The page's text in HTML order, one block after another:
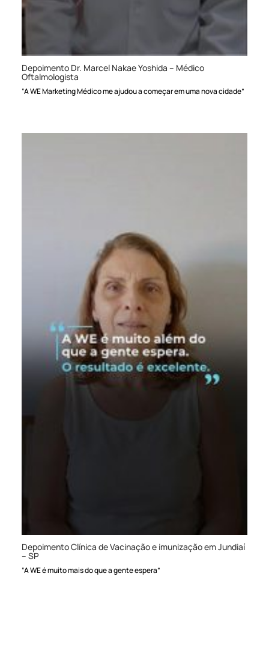
Depoimento Dr. Marcel Nakae Yoshida – Médico
Oftalmologista
“A WE Marketing Médico me ajudou a começar em uma nova cidade”
Depoimento Clínica de Vacinação e imunização em Jundiaí
– SP
“A WE é muito mais do que a gente espera”